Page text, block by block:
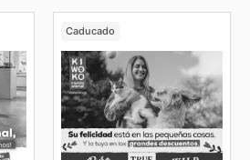
Caducado